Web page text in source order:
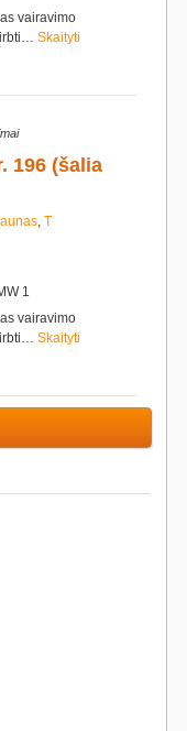
vairavimo
Skaityti
196 (šalia
, T
1
vairavimo
Skaityti